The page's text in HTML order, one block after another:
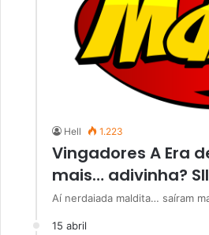
Hell 1.223
Vingadores A Era
mais… adivinha?
Aí nerdaiada maldita… saíram
15 abril